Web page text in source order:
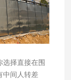
选择直接在围
中间人转差